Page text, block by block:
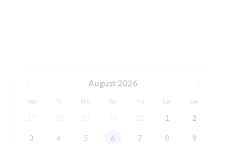
August 2026
Man Tir Ons Tor Fre Lør Søn
1 2
3 4 5 6 7 8 9